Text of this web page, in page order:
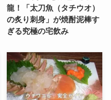
龍！「太刀魚（タチウオ）
の炙り刺身」が焼酎泥棒す
ぎる究極の宅飲み